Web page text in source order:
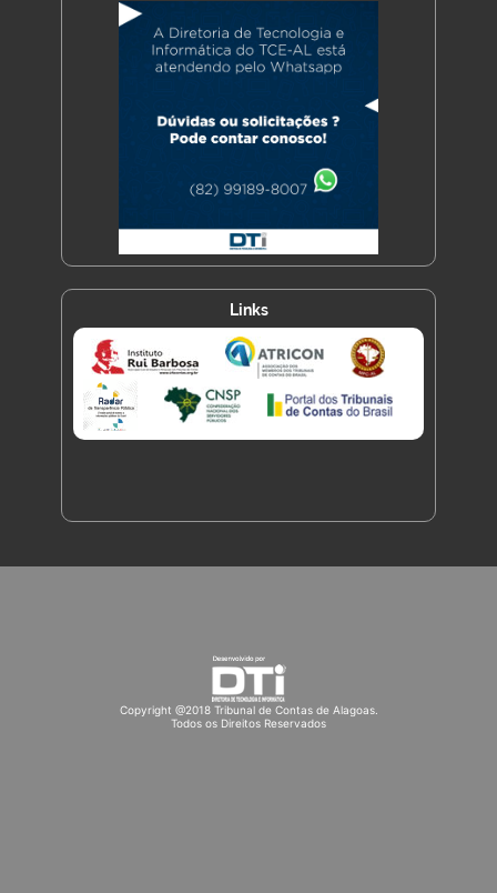
Links
Copyright @2018 Tribunal de Contas de Alagoas.
Todos os Direitos Reservados